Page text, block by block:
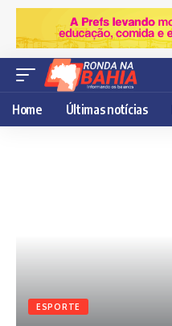
Home Últimas notícias
ESPORTE